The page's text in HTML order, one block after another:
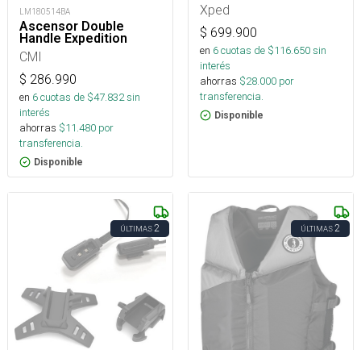
LM180514BA
Ascensor Double
Handle Expedition
CMI
$ 286.990
en 6cuotas de $47.832sin
interés
ahorras $11.480 por
transferencia.
Disponible
Xped
$ 699.900
en 6cuotas de $116.650sin
interés
ahorras $28.000 por
transferencia.
Disponible
ÚLTIMAS2 ÚLTIMAS2